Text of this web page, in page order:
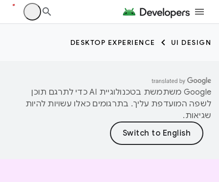
UI DESIGN
DESKTOP EXPERIENCE
‫Google משתמשת בטכנולוגיית AI כדי לתרגם תוכן
לשפה המועדפת עליך. בתרגומים כאלו עשויות להיות
שגיאות.